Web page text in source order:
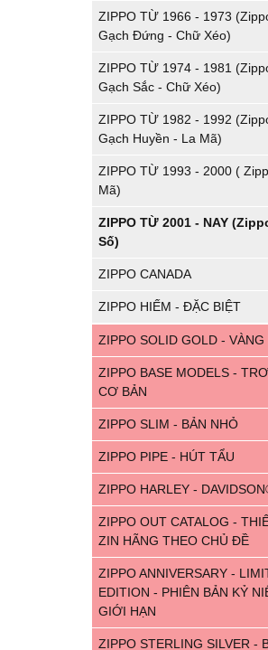
ZIPPO TỪ 1966 - 1973
Gạch Đứng - Chữ Xéo)
ZIPPO TỪ 1974 - 1981
Gạch Sắc - Chữ Xéo)
ZIPPO TỪ 1982 - 1992
Gạch Huyền - La Mã)
ZIPPO TỪ 1993 - 2000 (
Mã)
ZIPPO TỪ 2001 - NAY
Số)
ZIPPO CANADA
ZIPPO HIẾM - ĐẶC BIỆT
ZIPPO SOLID GOLD - VÀNG
ZIPPO BASE MODELS -
CƠ BẢN
ZIPPO SLIM - BẢN NHỎ
ZIPPO PIPE - HÚT TẨU
ZIPPO HARLEY -
ZIPPO OUT CATALOG -
ZIN HÃNG THEO CHỦ ĐỀ
ZIPPO ANNIVERSARY -
EDITION - PHIÊN BẢN KỶ
GIỚI HẠN
ZIPPO STERLING SILVER -